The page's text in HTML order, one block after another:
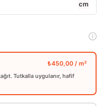
cm
Tutkalla uygulanır, hafif